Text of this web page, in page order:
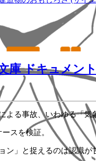
庫 ドキュメン
よる事故、いわゆる「気
スを検証。
」と捉えるのは認識